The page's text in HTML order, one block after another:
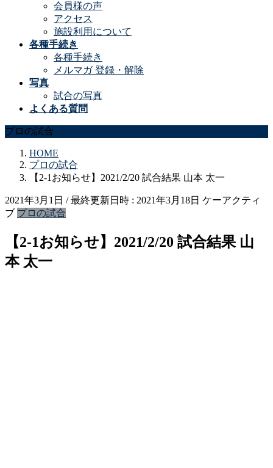
会員様の声
アクセス
施設利用について
各種手続き
各種手続き
メルマガ 登録・解除
写真
試合の写真
よくある質問
プロの試合
HOME
プロの試合
【2-1お知らせ】2021/2/20 試合結果 山本 太一
2021年3月1日 / 最終更新日時 : 2021年3月18日 ケーアクティ
ブ プロの試合
【2-1お知らせ】2021/2/20 試合結果 山
本 太一